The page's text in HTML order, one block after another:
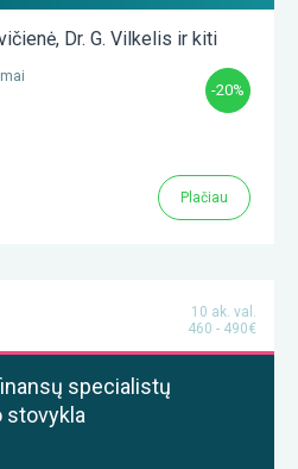
, Dr. G. Vilkelis ir kiti
-20%
Plačiau
10 ak. val.
460 - 490€
specialistų
stovykla